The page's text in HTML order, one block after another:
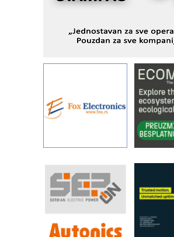
Fleksibilno stezanje i brzo
KIP KOP – napredna
savremene industrijske i
Alba d.o.o. – 35 godina
metrologiji i pametnim
rešenjima
IBeRTIM - oprema za
STAUFF – Komponente koje
sistema
YAMADA pumpe – japanska
pouzdanost u transferu fluida
Filtration Group Industrial –
rešenja za filtraciju u
procesnim sistemima